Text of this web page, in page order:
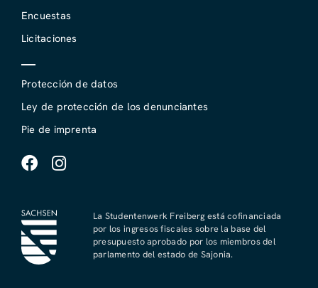
Encuestas
Licitaciones
Protección de datos
Ley de protección de los denunciantes
Pie de imprenta
La Studentenwerk Freiberg está cofinanciada
por los ingresos fiscales sobre la base del
presupuesto aprobado por los miembros del
parlamento del estado de Sajonia.